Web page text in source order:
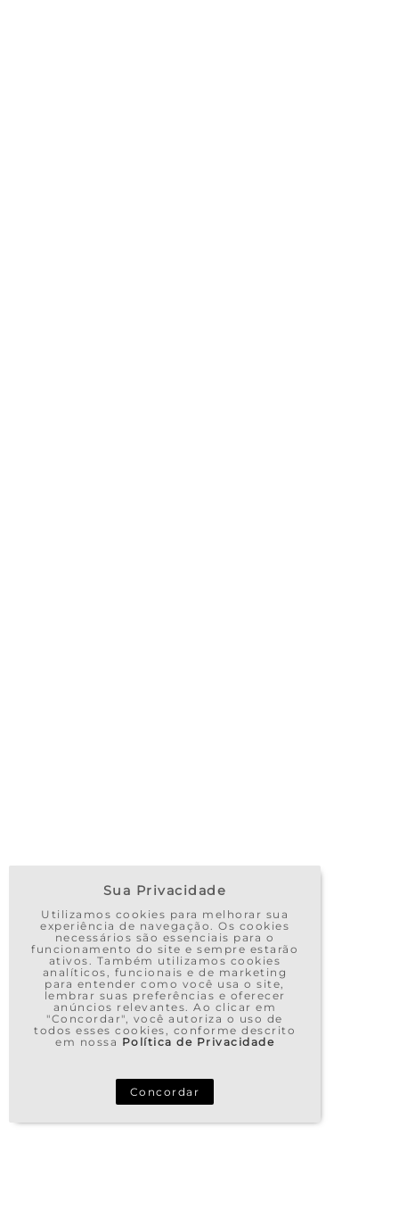
Sua Privacidade
Utilizamos cookies para melhorar sua
experiência de navegação. Os cookies
necessários são essenciais para o
funcionamento do site e sempre estarão
ativos. Também utilizamos cookies
analíticos, funcionais e de marketing
para entender como você usa o site,
lembrar suas preferências e oferecer
anúncios relevantes. Ao clicar em
"Concordar", você autoriza o uso de
todos esses cookies, conforme descrito
em nossa Política de Privacidade
Concordar